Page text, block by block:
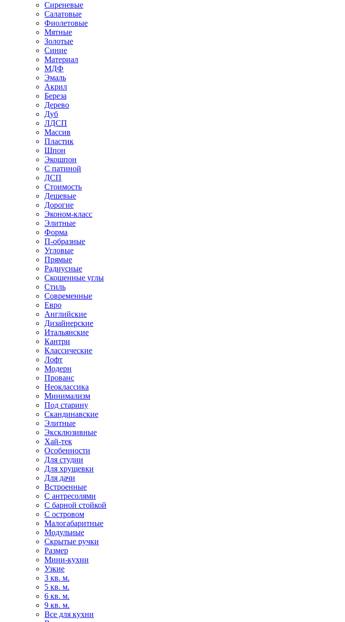
Сиреневые
Салатовые
Фиолетовые
Мятные
Золотые
Синие
Материал
МДФ
Эмаль
Акрил
Береза
Дерево
Дуб
ЛДСП
Массив
Пластик
Шпон
Экошпон
С патиной
ДСП
Стоимость
Дешевые
Дорогие
Эконом-класс
Элитные
Форма
П-образные
Угловые
Прямые
Радиусные
Скошенные углы
Стиль
Современные
Евро
Английские
Дизайнерские
Итальянские
Кантри
Классические
Лофт
Модерн
Прованс
Неоклассика
Минимализм
Под старину
Скандинавские
Элитные
Эксклюзивные
Хай-тек
Особенности
Для студии
Для хрущевки
Для дачи
Встроенные
С антресолями
С барной стойкой
С островом
Малогабаритные
Модульные
Скрытые ручки
Размер
Мини-кухни
Узкие
3 кв. м.
5 кв. м.
6 кв. м.
9 кв. м.
Все для кухни